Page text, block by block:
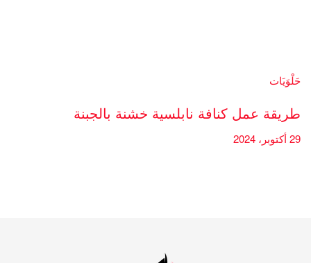
حَلْوَيَات
طريقة عمل كنافة نابلسية خشنة بالجبنة
29 أكتوبر، 2024